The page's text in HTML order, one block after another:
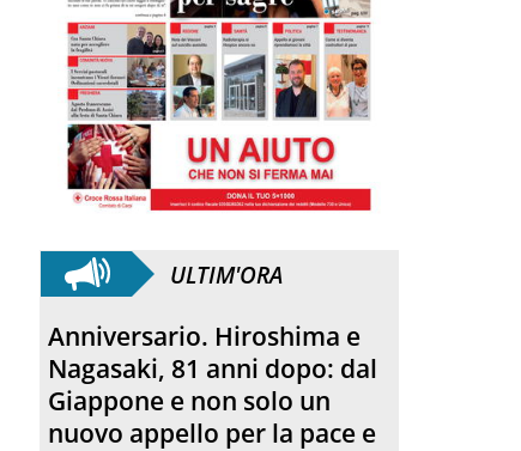
ULTIM'ORA
Morto Francesco Guccini.
L’amico teologo, “un faro
per molti: coerente fino alla
fine”